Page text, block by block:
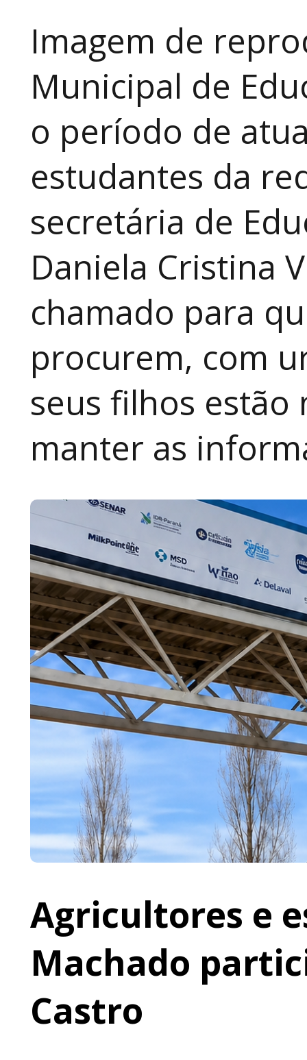
Imagem de
Municipal de
o período de
estudantes da
secretária de
Daniela Cristina
chamado para
procurem, com
seus filhos
manter as
Agricultores e
Machado
Castro